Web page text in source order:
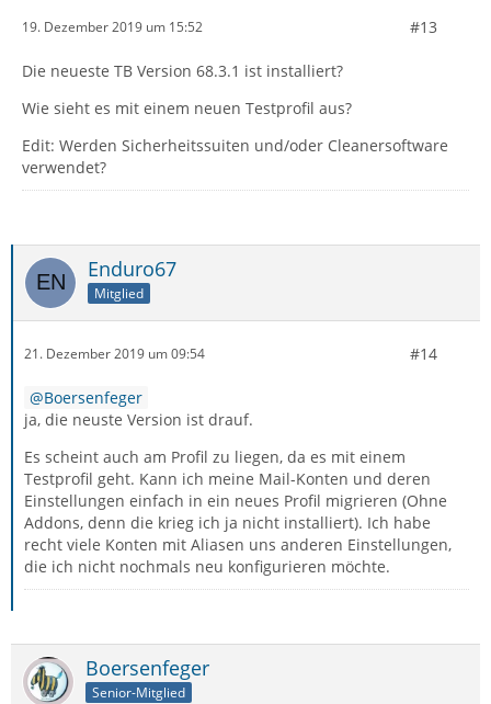
19. Dezember 2019 um 15:52 #13
Die neueste TB Version 68.3.1 ist installiert?
Wie sieht es mit einem neuen Testprofil aus?
Edit: Werden Sicherheitssuiten und/oder Cleanersoftware
verwendet?
Enduro67
Mitglied
21. Dezember 2019 um 09:54 #14
Boersenfeger
ja, die neuste Version ist drauf.
Es scheint auch am Profil zu liegen, da es mit einem
Testprofil geht. Kann ich meine Mail-Konten und deren
Einstellungen einfach in ein neues Profil migrieren (Ohne
Addons, denn die krieg ich ja nicht installiert). Ich habe
recht viele Konten mit Aliasen uns anderen Einstellungen,
die ich nicht nochmals neu konfigurieren möchte.
Boersenfeger
Senior-Mitglied